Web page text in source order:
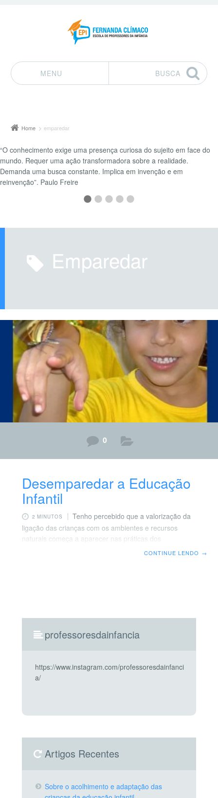
MENU
BUSCA
Home emparedar
“O conhecimento exige uma presença curiosa do sujeito em face do
mundo. Requer uma ação transformadora sobre a realidade.
Demanda uma busca constante. Implica em invenção e em
reinvenção”. Paulo Freire
emparedar
0
Desemparedar a Educação
Infantil
2 MINUTOS
Tenho percebido que a valorização da
ligação das crianças com os ambientes e recursos
naturais começa a aparecer nas práticas dos
professores. Por outro lado, as iniciativas que
próximos a elas.
CONTINUE LENDO →
professoresdainfancia
https://www.instagram.com/professoresdainfanci
a/
Artigos Recentes
Sobre o acolhimento e adaptação das